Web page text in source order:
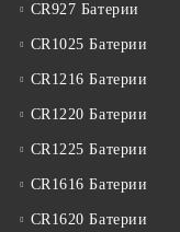
CR927 Батерии
CR1025 Батерии
CR1216 Батерии
CR1220 Батерии
CR1225 Батерии
CR1616 Батерии
CR1620 Батерии